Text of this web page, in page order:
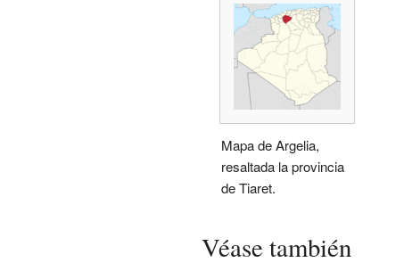
Mapa de Argelia,
resaltada la provincia
de Tiaret.
Véase también